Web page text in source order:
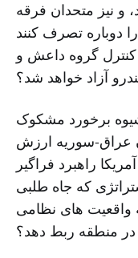
و نیز متحدان فرقه
دوباره تصرف کنند
کنترل گروه داعش و
آزاد خواهد شد؟
برخورد مشکوک
عراق-سوریه ارزش
راهبرد فراگیر
که جاه طلبی
واقعیت های نظامی
منطقه ربط دهد؟